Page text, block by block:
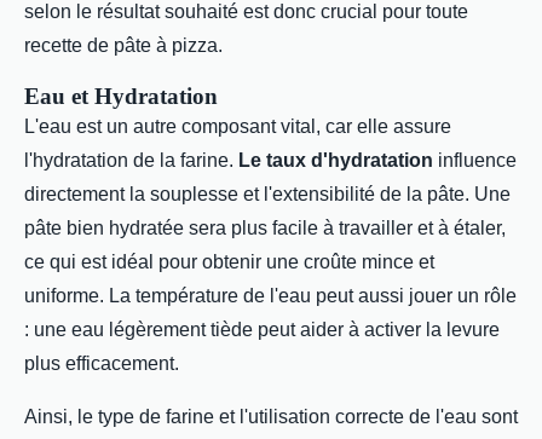
selon le résultat souhaité est donc crucial pour toute
recette de pâte à pizza.
Eau et Hydratation
L'eau est un autre composant vital, car elle assure
l'hydratation de la farine. Le taux d'hydratation influence
directement la souplesse et l'extensibilité de la pâte. Une
pâte bien hydratée sera plus facile à travailler et à étaler,
ce qui est idéal pour obtenir une croûte mince et
uniforme. La température de l'eau peut aussi jouer un rôle
: une eau légèrement tiède peut aider à activer la levure
plus efficacement.
Ainsi, le type de farine et l'utilisation correcte de l'eau sont